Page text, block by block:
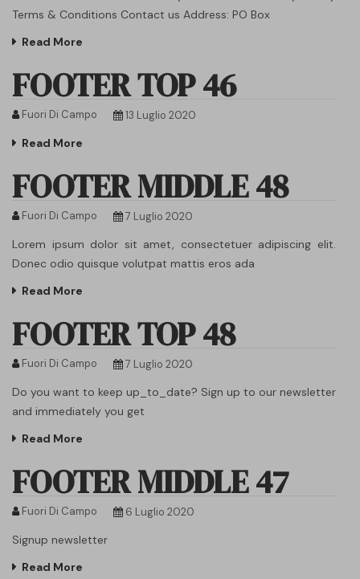
Terms & Conditions Contact us Address: PO Box
Read More
FOOTER TOP 46
Fuori Di Campo 13 Luglio 2020
Read More
FOOTER MIDDLE 48
Fuori Di Campo 7 Luglio 2020
Lorem ipsum dolor sit amet, consectetuer adipiscing elit.
Donec odio quisque volutpat mattis eros ada
Read More
FOOTER TOP 48
Fuori Di Campo 7 Luglio 2020
Do you want to keep up_to_date? Sign up to our newsletter
and immediately you get
Read More
FOOTER MIDDLE 47
Fuori Di Campo 6 Luglio 2020
Signup newsletter
Read More